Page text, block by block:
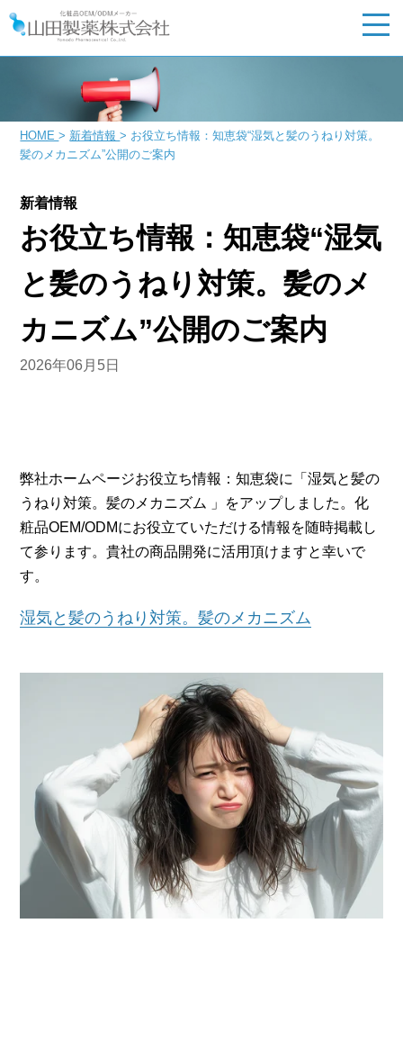
HOME> 新着情報> お役立ち情報：知恵袋“湿気と髪のうねり対策。
髪のメカニズム”公開のご案内
新着情報
お役立ち情報：知恵袋“湿気
と髪のうねり対策。髪のメ
カニズム”公開のご案内
2026年06月5日
弊社ホームページお役立ち情報：知恵袋に「湿気と髪の
うねり対策。髪のメカニズム
」をアップしました。化
粧品OEM/ODMにお役立ていただける情報を随時掲載し
て参ります。貴社の商品開発に活用頂けますと幸いで
す。
湿気と髪のうねり対策。髪のメカニズム